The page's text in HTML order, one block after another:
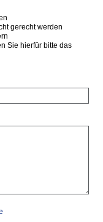
gerecht werden
Sie hierfür bitte das